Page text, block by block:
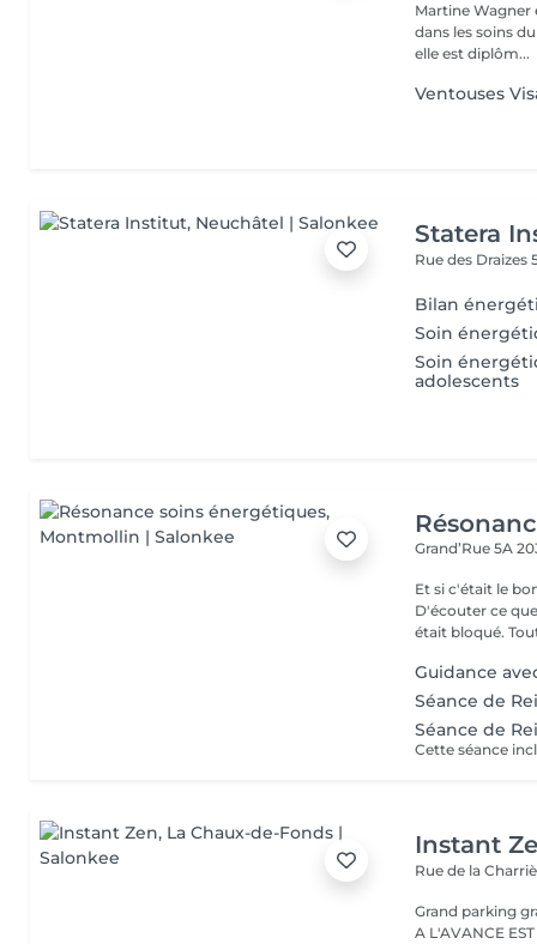
Martine Wagner
dans les soins
elle est diplôm...
Ventouses
Statera
Rue des Draizes
Bilan
Soin
Soin
adolescents
Grand’Rue 5A
Et si c'était le
D'écouter ce
était bloqué.
Guidance
Séance de
Séance de
Cette séance
Instant
Rue de la
Grand parking gratuit en
A L'AVANCE